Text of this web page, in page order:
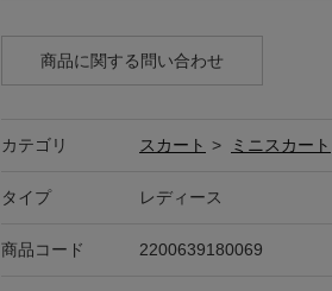
商品に関する問い合わせ
カテゴリ スカート > ミニスカート
タイプ レディース
商品コード 2200639180069